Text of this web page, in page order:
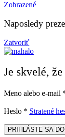
Zobrazené
Naposledy
Zatvoriť
Je skvelé,
Meno alebo e-mail
Heslo * Stratené
PRIHLÁSTE SA